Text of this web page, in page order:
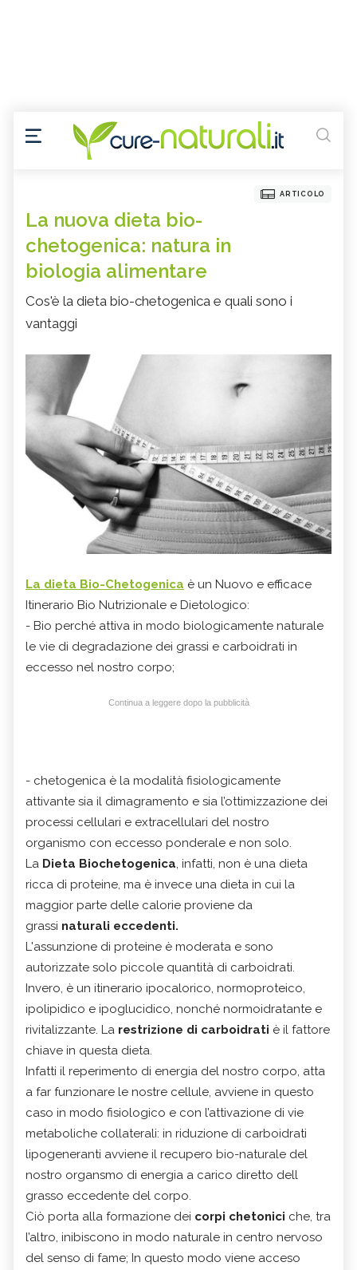
ARTICOLO
La nuova dieta bio-
chetogenica: natura in
biologia alimentare
Cos'è la dieta bio-chetogenica e quali sono i
vantaggi
La dieta Bio-Chetogenica è un Nuovo e efficace
Itinerario Bio Nutrizionale e Dietologico:
- Bio perché attiva in modo biologicamente naturale
le vie di degradazione dei grassi e carboidrati in
eccesso nel nostro corpo;
Continua a leggere dopo la pubblicità
- chetogenica è la modalità fisiologicamente
attivante sia il dimagramento e sia l’ottimizzazione dei
processi cellulari e extracellulari del nostro
organismo con eccesso ponderale e non solo.
La Dieta Biochetogenica, infatti, non è una dieta
ricca di proteine, ma è invece una dieta in cui la
maggior parte delle calorie proviene da
grassi naturali eccedenti.
L'assunzione di proteine ​​è moderata e sono
autorizzate solo piccole quantità di carboidrati.
Invero, è un itinerario ipocalorico, normoproteico,
ipolipidico e ipoglucidico, nonché normoidratante e
rivitalizzante. La restrizione di carboidrati è il fattore
chiave in questa dieta.
Infatti il reperimento di energia del nostro corpo, atta
a far funzionare le nostre cellule, avviene in questo
caso in modo fisiologico e con l’attivazione di vie
metaboliche collaterali: in riduzione di carboidrati
lipogeneranti avviene il recupero bio-naturale del
nostro organsmo di energia a carico diretto dell
grasso eccedente del corpo.
Ciò porta alla formazione dei corpi chetonici che, tra
l’altro, inibiscono in modo naturale in centro nervoso
del senso di fame; In questo modo viene acceso